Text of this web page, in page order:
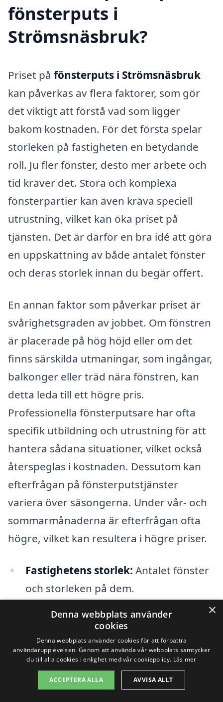
fönsterputs i
Strömsnäsbruk?
Priset på fönsterputs i Strömsnäsbruk
kan påverkas av flera faktorer, som gör
det viktigt att förstå vad som ligger
bakom kostnaden. För det första spelar
storleken på fastigheten en betydande
roll. Ju fler fönster, desto mer arbete och
tid kräver det. Stora och komplexa
fönsterpartier kan även kräva speciell
utrustning, vilket kan öka priset på
tjänsten. Det är därför en bra idé att göra
en uppskattning av både antalet fönster
och deras storlek innan du begär offert.
En annan faktor som påverkar priset är
svårighetsgraden av jobbet. Om fönstren
är placerade på hög höjd eller om det
finns särskilda utmaningar, som ingångar,
balkonger eller träd nära fönstren, kan
detta leda till ett högre pris.
Professionella fönsterputsare har ofta
specifik utbildning och utrustning för att
hantera sådana situationer, vilket också
återspeglas i kostnaden. Dessutom kan
efterfrågan på fönsterputstjänster
variera över säsongerna. Under vår- och
sommarmånaderna är efterfrågan ofta
högre, vilket kan resultera i högre priser.
Fastighetens storlek: Antalet fönster
och storleken på dem.
Arbetskomplexitet:Högre höjder
eller svåra åtkomster kan påverka
priset.
Efterfrågan:Priserna kan variera
beroende på säsongen.
×
Denna webbplats använder
cookies
Denna webbplats använder cookies för att förbättra
användarupplevelsen. Genom att använda vår webbplats samtycker
du till alla cookies i enlighet med vår cookiepolicy. Läs mer
ACCEPTERA ALLA AVVISA ALLT